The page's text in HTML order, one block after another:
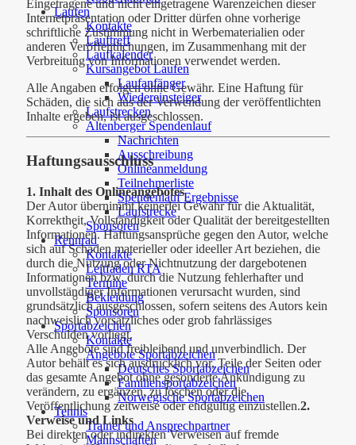
Laufen
Kontakte
Lauftreff
Laufkalender
Kursangebot Laufen
Laufanfänger
Wiedereinsteiger
Laufstrecken
Altenberger Spendenlauf
Nachrichten
Ausschreibung
Onlineanmeldung
Teilnehmerliste
Spendenlauf Ergebnisse
Laufstrecke
Sponsoren
Rennrad
Kontakte
Leitfaden RTA
Termine
Bekleidung
Sponsoren
Sportabzeichen
Kontakte
Angebote Sportabzeichen
Deutsches Sportabzeichen
Familiensportabzeichen
Norwegische Sportabzeichen
Tennis
Trainer und Ansprechpartner
Mannschaften
Eingetragene und nicht eingetragene Warenzeichen dieser
Internetpräsentation oder Dritter dürfen ohne vorherige
schriftliche Zustimmung nicht in Werbematerialien oder
anderen Veröffentlichungen, im Zusammenhang mit der
Verbreitung von Informationen verwendet werden.
Alle Angaben erfolgen ohne Gewähr. Eine Haftung für
Schäden, die sich aus der Verwendung der veröffentlichten
Inhalte ergeben, ist ausgeschlossen.
Haftungsausschluss
1. Inhalt des Onlineangebotes
Der Autor übernimmt keinerlei Gewähr für die Aktualität,
Korrektheit, Vollständigkeit oder Qualität der bereitgestellten
Informationen. Haftungsansprüche gegen den Autor, welche
sich auf Schäden materieller oder ideeller Art beziehen, die
durch die Nutzung oder Nichtnutzung der dargebotenen
Informationen bzw. durch die Nutzung fehlerhafter und
unvollständiger Informationen verursacht wurden, sind
grundsätzlich ausgeschlossen, sofern seitens des Autors kein
nachweislich vorsätzliches oder grob fahrlässiges
Verschulden vorliegt.
Alle Angebote sind freibleibend und unverbindlich. Der
Autor behält es sich ausdrücklich vor, Teile der Seiten oder
das gesamte Angebot ohne gesonderte Ankündigung zu
verändern, zu ergänzen, zu löschen oder die
Veröffentlichung zeitweise oder endgültig einzustellen.2.
Verweise und Links
Bei direkten oder indirekten Verweisen auf fremde